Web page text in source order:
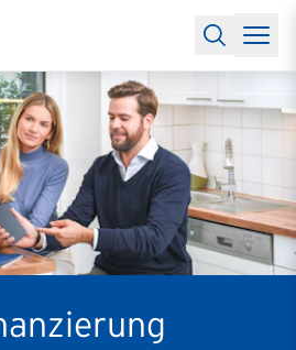
Anschlussfinanzierung
Erfolgreiche Partnerschaften
10 Jahre Städtevergleich
Bauzinsen
Einbindung
Alle Termine